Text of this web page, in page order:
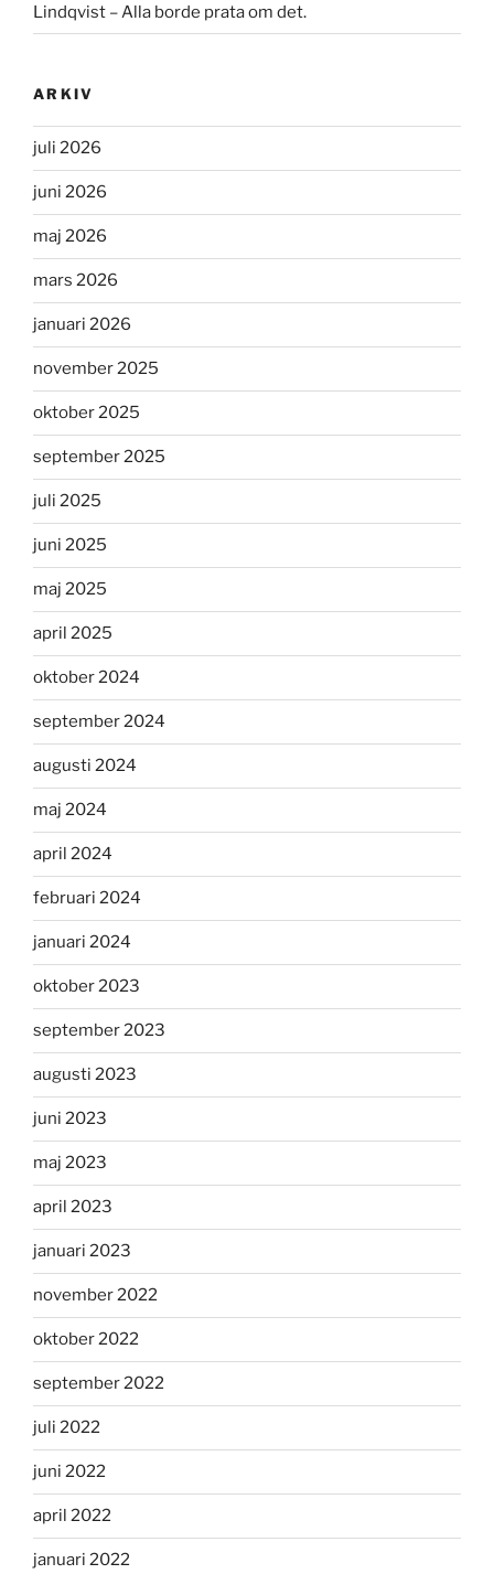
Lindqvist – Alla borde prata om det.
ARKIV
juli 2026
juni 2026
maj 2026
mars 2026
januari 2026
november 2025
oktober 2025
september 2025
juli 2025
juni 2025
maj 2025
april 2025
oktober 2024
september 2024
augusti 2024
maj 2024
april 2024
februari 2024
januari 2024
oktober 2023
september 2023
augusti 2023
juni 2023
maj 2023
april 2023
januari 2023
november 2022
oktober 2022
september 2022
juli 2022
juni 2022
april 2022
januari 2022